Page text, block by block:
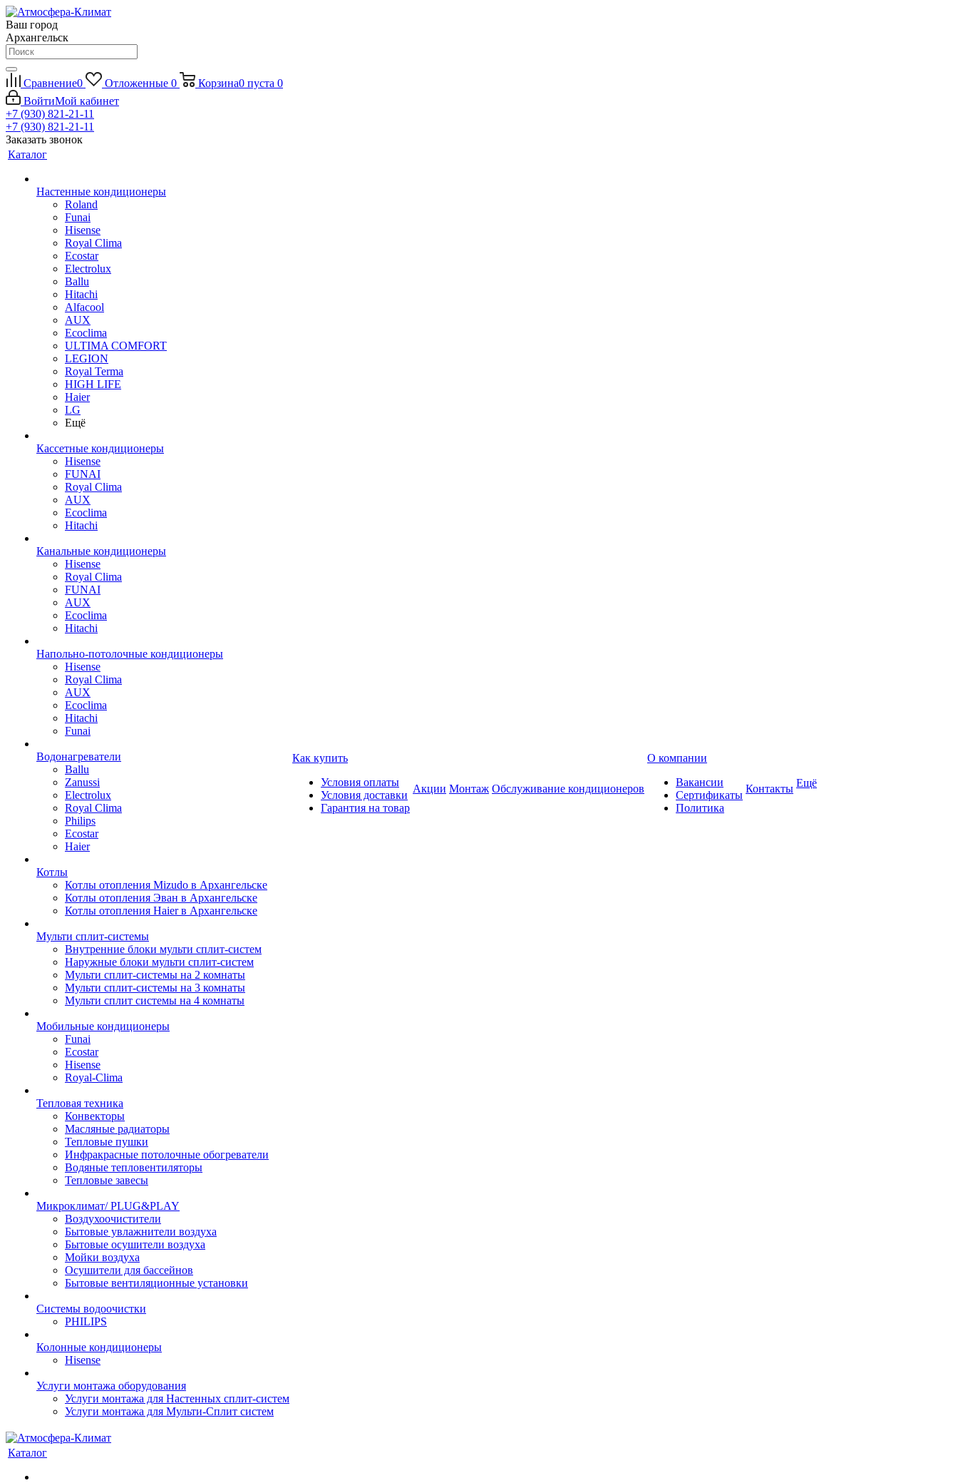
Ваш город
Архангельск
Сравнение0 Отложенные 0 Корзина0 пуста 0
ВойтиМой кабинет
+7 (930) 821-21-11
+7 (930) 821-21-11
Заказать звонок
Каталог
Настенные кондиционеры
Roland
Funai
Hisense
Royal Clima
Ecostar
Electrolux
Ballu
Hitachi
Alfacool
AUX
Ecoclima
ULTIMA COMFORT
LEGION
Royal Terma
HIGH LIFE
Haier
LG
Ещё
Кассетные кондиционеры
Hisense
FUNAI
Royal Clima
AUX
Ecoclima
Hitachi
Канальные кондиционеры
Hisense
Royal Clima
FUNAI
AUX
Ecoclima
Hitachi
Напольно-потолочные кондиционеры
Hisense
Royal Clima
AUX
Ecoclima
Hitachi
Funai
Водонагреватели
Ballu
Zanussi
Electrolux
Royal Clima
Philips
Ecostar
Haier
Котлы
Котлы отопления Mizudo в Архангельске
Котлы отопления Эван в Архангельске
Котлы отопления Haier в Архангельске
Мульти сплит-системы
Внутренние блоки мульти сплит-систем
Наружные блоки мульти сплит-систем
Мульти сплит-системы на 2 комнаты
Мульти сплит-системы на 3 комнаты
Мульти сплит системы на 4 комнаты
Мобильные кондиционеры
Funai
Ecostar
Hisense
Royal-Clima
Тепловая техника
Конвекторы
Масляные радиаторы
Тепловые пушки
Инфракрасные потолочные обогреватели
Водяные тепловентиляторы
Тепловые завесы
Микроклимат/ PLUG&PLAY
Воздухоочистители
Бытовые увлажнители воздуха
Бытовые осушители воздуха
Мойки воздуха
Осушители для бассейнов
Бытовые вентиляционные установки
Системы водоочистки
PHILIPS
Колонные кондиционеры
Hisense
Услуги монтажа оборудования
Услуги монтажа для Настенных сплит-систем
Услуги монтажа для Мульти-Сплит систем
Как купить
Условия оплаты
Условия доставки
Гарантия на товар
Акции Монтаж Обслуживание кондиционеров
О компании
Вакансии
Сертификаты
Политика
Контакты Ещё
Каталог